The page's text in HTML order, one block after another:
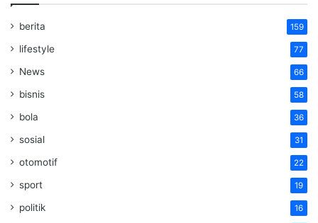
berita 159
lifestyle 77
News 66
bisnis 58
bola 36
sosial 31
otomotif 22
sport 19
politik 16